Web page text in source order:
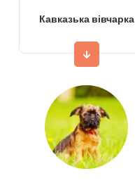
Кавказька вівчарка